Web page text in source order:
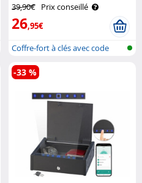
39,90€ Prix conseillé
26,95€
Coffre-fort à clés avec code
numéri..
-33 %